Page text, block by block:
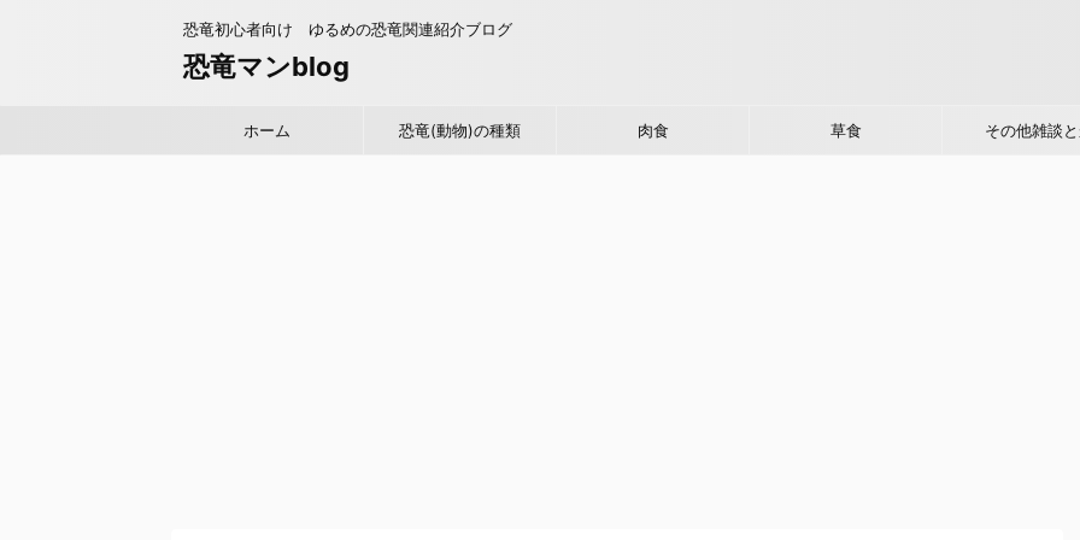
恐竜初心者向け ゆるめの恐竜関連紹介ブログ
恐竜マンblog
ホーム 恐竜(動物)の種類 肉食 草食 その他雑談